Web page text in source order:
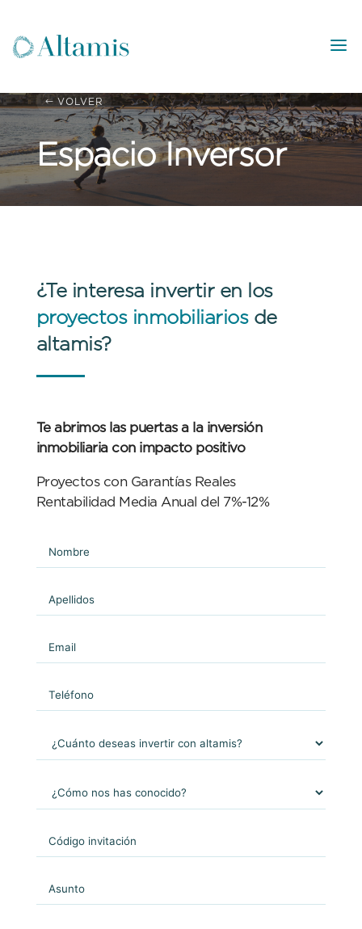
Comunidad de inversores con Impacto Positivo
VOLVER
Espacio Inversor
¿Te interesa invertir en los
proyectos inmobiliariosde
altamis?
Te abrimos las puertas a la inversión
inmobiliaria con impacto positivo
Proyectos con Garantías Reales
Rentabilidad Media Anual del 7%-12%